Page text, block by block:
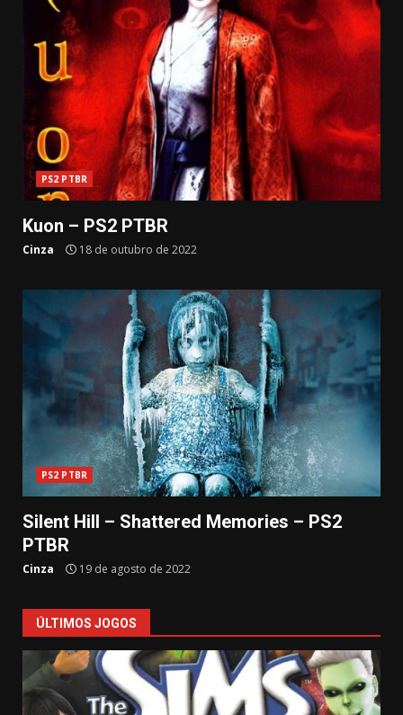
PS2 PTBR
Kuon – PS2 PTBR
Cinza 18 de outubro de 2022
PS2 PTBR
Silent Hill – Shattered Memories – PS2
PTBR
Cinza 19 de agosto de 2022
ÚLTIMOS JOGOS